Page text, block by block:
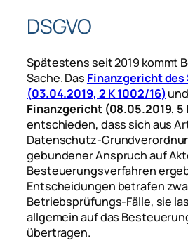
DSGVO
Spätestens seit 2019 kommt
Sache. Das Finanzgericht des
(03.04.2019, 2 K 1002/16)
Finanzgericht (08.05.2019, 5
entschieden, dass sich aus
Datenschutz-
gebundener Anspruch auf
Besteuerungsverfahren
Entscheidungen betrafen
Betriebsprüfungs-Fälle, sie
allgemein auf das
übertragen.